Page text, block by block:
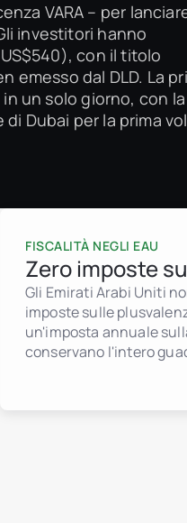
VARA – per
investitori hanno
con il titolo
emesso dal DLD. La
un solo giorno, con la
Dubai per la prima
FISCALITÀ NEGLI EAU
Zero imposte
Gli Emirati Arabi Uniti
imposte sulle
un'imposta annuale
conservano l'intero